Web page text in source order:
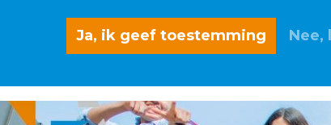
Ja, ik geef toestemming Nee,